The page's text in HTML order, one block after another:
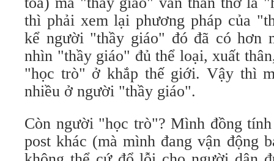
thì phải xem lại phương pháp của
kể người "thầy giáo" đó đã có hơn
nhìn "thầy giáo" đủ thể loại, xuất
"học trò" ở khắp thế giới. Vậy thì
nhiều ở người "thầy giáo".
Còn người "học trò"? Mình đồng
post khác (mà mình đang vận động